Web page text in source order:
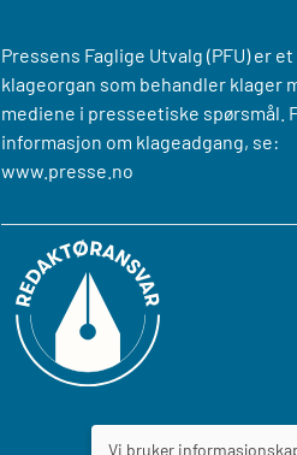
Pressens Faglige Utvalg (PFU) er et
klageorgan som behandler klager
mediene i presseetiske spørsmål.
informasjon om klageadgang, se:
www.presse.no
Vi bruker